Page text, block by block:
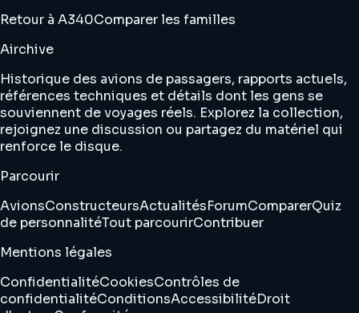
Retour à A340Comparer les familles
Airchive
Historique des avions de passagers, rapports actuels,
références techniques et détails dont les gens se
souviennent de voyages réels. Explorez la collection,
rejoignez une discussion ou partagez du matériel qui
renforce le disque.
Parcourir
AvionsConstructeursActualitésForumComparerQuiz
de personnalitéTout parcourirContribuer
Mentions légales
ConfidentialitéCookiesContrôles de
confidentialitéConditionsAccessibilitéDroit